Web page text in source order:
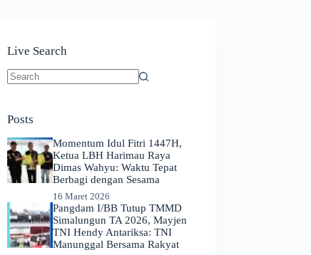
Live Search
Posts
Momentum Idul Fitri 1447H,
Ketua LBH Harimau Raya
Dimas Wahyu: Waktu Tepat
Berbagi dengan Sesama
16 Maret 2026
Pangdam I/BB Tutup TMMD
Simalungun TA 2026, Mayjen
TNI Hendy Antariksa: TNI
Manunggal Bersama Rakyat